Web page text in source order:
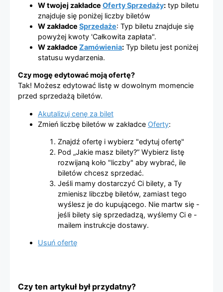
W twojej zakładce Oferty Sprzedaży: typ biletu
znajduje się poniżej liczby biletów
W zakładce Sprzedaże: Typ biletu znajduje się
powyżej kwoty 'Całkowita zapłata".
W zakładce Zamówienia: Typ biletu jest poniżej
statusu wydarzenia.
Czy mogę edytować moją ofertę?
Tak! Możesz edytować listę w dowolnym momencie
przed sprzedażą biletów.
Akutalizuj cenę za bilet
Zmień liczbę biletów w zakładce Oferty:
Znajdź ofertę i wybierz "edytuj ofertę"
Pod „Jakie masz bilety?” Wybierz listę
rozwijaną koło "liczby" aby wybrać, ile
biletów chcesz sprzedać.
Jeśli mamy dostarczyć Ci bilety, a Ty
zmienisz libczbę biletów, zamiast tego
wyślesz je do kupującego. Nie martw się -
jeśli bilety się sprzedadzą, wyślemy Ci e -
mailem instrukcje dostawy.
Usuń ofertę
Czy ten artykuł był przydatny?